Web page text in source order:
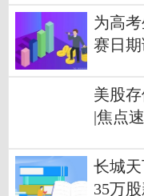
为高
赛日
美股
|焦点
长城
35万